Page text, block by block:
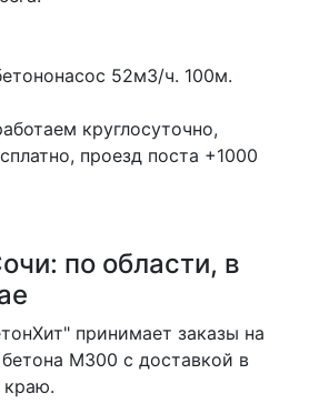
52м3/ч. 100м.
круглосуточно,
проезд поста +1000
по области, в
принимает заказы на
M300 с доставкой в
краю.